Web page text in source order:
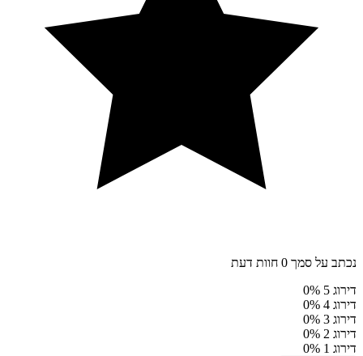
נכתב על סמך 0 חוות דעת
דירוג 5
0%
דירוג 4
0%
דירוג 3
0%
דירוג 2
0%
דירוג 1
0%